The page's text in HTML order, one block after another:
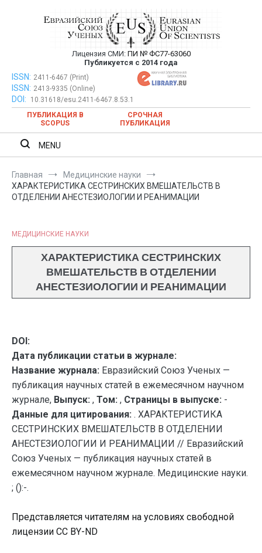
Евразийский Союз Ученых —
публикация научных статей в
ежемесячном научном журнале
Лицензия СМИ: ПИ № ФС77-63060
Публикуется с 2014 года
Евразийский Союз Ученых — публикация научных статей в
ежемесячном научном журнале
ISSN: 2411-6467 (Print)
ISSN: 2413-9335 (Online)
DOI:
10.31618/esu.2411-6467.8.53.1
ПУБЛИКАЦИЯ В
SCOPUS
СРОЧНАЯ
ПУБЛИКАЦИЯ
MENU
Главная
Медицинские науки
ХАРАКТЕРИСТИКА СЕСТРИНСКИХ ВМЕШАТЕЛЬСТВ В
ОТДЕЛЕНИИ АНЕСТЕЗИОЛОГИИ И РЕАНИМАЦИИ
МЕДИЦИНСКИЕ НАУКИ
ХАРАКТЕРИСТИКА СЕСТРИНСКИХ
ВМЕШАТЕЛЬСТВ В ОТДЕЛЕНИИ
АНЕСТЕЗИОЛОГИИ И РЕАНИМАЦИИ
DOI:
Дата публикации статьи в журнале:
Название журнала: Евразийский Союз Ученых —
публикация научных статей в ежемесячном научном
журнале, Выпуск: , Том: , Страницы в выпуске: -
Данные для цитирования: . ХАРАКТЕРИСТИКА
СЕСТРИНСКИХ ВМЕШАТЕЛЬСТВ В ОТДЕЛЕНИИ
АНЕСТЕЗИОЛОГИИ И РЕАНИМАЦИИ // Евразийский
Союз Ученых — публикация научных статей в
ежемесячном научном журнале. Медицинские науки.
; ():-.
Представляется читателям на условиях свободной
лицензии CC BY-ND